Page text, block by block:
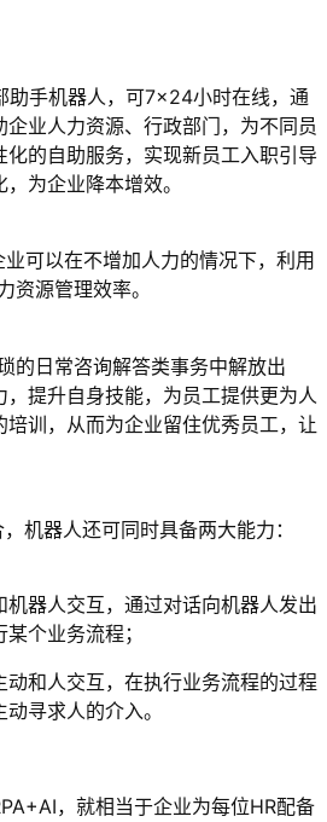
助手机器人，可7×24小时在线，通
业人力资源、行政部门，为不同员
的自助服务，实现新员工入职引导
为企业降本增效。
可以在不增加人力的情况下，利用
资源管理效率。
的日常咨询解答类事务中解放出
提升自身技能，为员工提供更为人
训，从而为企业留住优秀员工，让
机器人还可同时具备两大能力：
机器人交互，通过对话向机器人发出
个业务流程；
动和人交互，在执行业务流程的过程
寻求人的介入。
，就相当于企业为每位HR配备